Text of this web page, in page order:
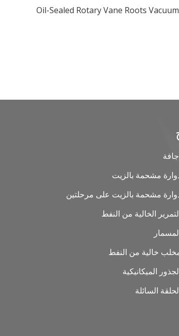
Oil-Sealed Rotary Vane Roots
مشحمة بالزيت
مشحمة بالزيت على مرحلتين
الخالية من النفط
خالية من النفط
الميكانيكية
السائلة